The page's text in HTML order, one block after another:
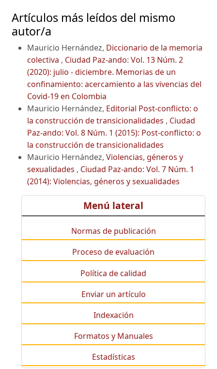
Artículos más leídos del mismo
autor/a
Mauricio Hernández, Diccionario de la memoria
colectiva , Ciudad Paz-ando: Vol. 13 Núm. 2
(2020): julio - diciembre. Memorias de un
confinamiento: acercamiento a las vivencias del
Covid-19 en Colombia
Mauricio Hernández, Editorial Post-conflicto: o
la construcción de transicionalidades , Ciudad
Paz-ando: Vol. 8 Núm. 1 (2015): Post-conflicto: o
la construcción de transicionalidades
Mauricio Hernández, Violencias, géneros y
sexualidades , Ciudad Paz-ando: Vol. 7 Núm. 1
(2014): Violencias, géneros y sexualidades
Menú lateral
Normas de publicación
Proceso de evaluación
Política de calidad
Enviar un artículo
Indexación
Formatos y Manuales
Estadísticas